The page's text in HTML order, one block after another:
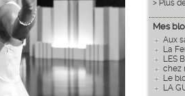
> Plus
Mes
Aux
La
LES
chez
Le
LA